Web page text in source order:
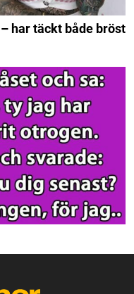
har täckt både bröst